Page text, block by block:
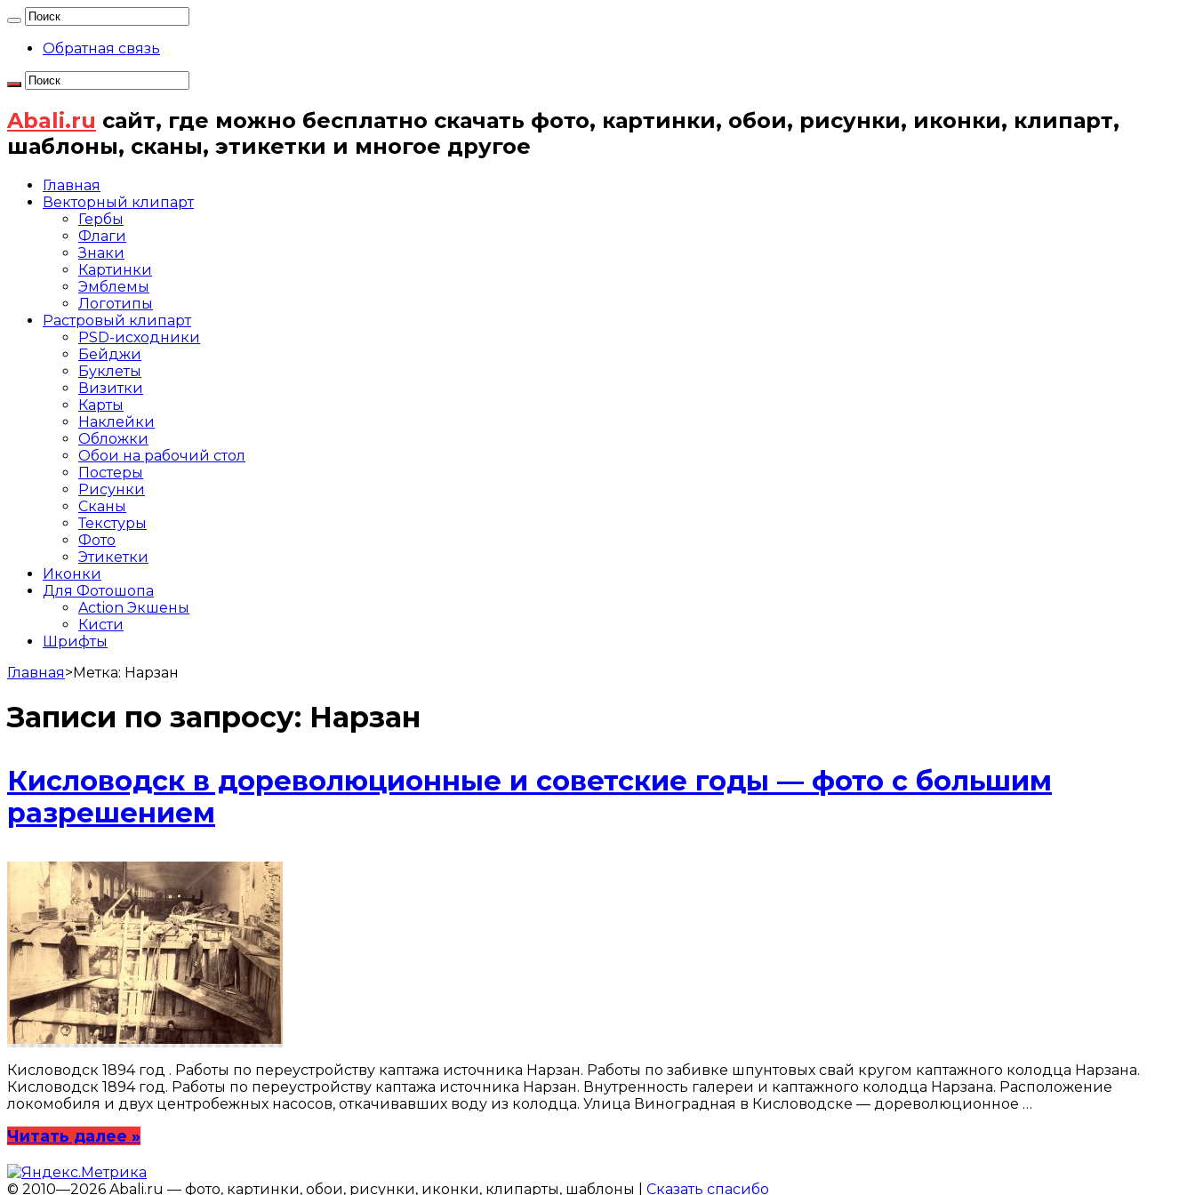
Обратная связь
Abali.ru сайт, где можно бесплатно скачать фото, картинки, обои, рисунки, иконки, клипарт,
шаблоны, сканы, этикетки и многое другое
Главная
Векторный клипарт
Гербы
Флаги
Знаки
Картинки
Эмблемы
Логотипы
Растровый клипарт
PSD-исходники
Бейджи
Буклеты
Визитки
Карты
Наклейки
Обложки
Обои на рабочий стол
Постеры
Рисунки
Сканы
Текстуры
Фото
Этикетки
Иконки
Для Фотошопа
Action Экшены
Кисти
Шрифты
Главная>Метка: Нарзан
Записи по запросу: Нарзан
Кисловодск в дореволюционные и советские годы — фото с большим
разрешением
Кисловодск 1894 год . Работы по переустройству каптажа источника Нарзан. Работы по забивке шпунтовых свай кругом каптажного колодца Нарзана.
Кисловодск 1894 год. Работы по переустройству каптажа источника Нарзан. Внутренность галереи и каптажного колодца Нарзана. Расположение
локомобиля и двух центробежных насосов, откачивавших воду из колодца. Улица Виноградная в Кисловодске — дореволюционное …
Читать далее »
© 2010—2026 Abali.ru — фото, картинки, обои, рисунки, иконки, клипарты, шаблоны | Сказать спасибо